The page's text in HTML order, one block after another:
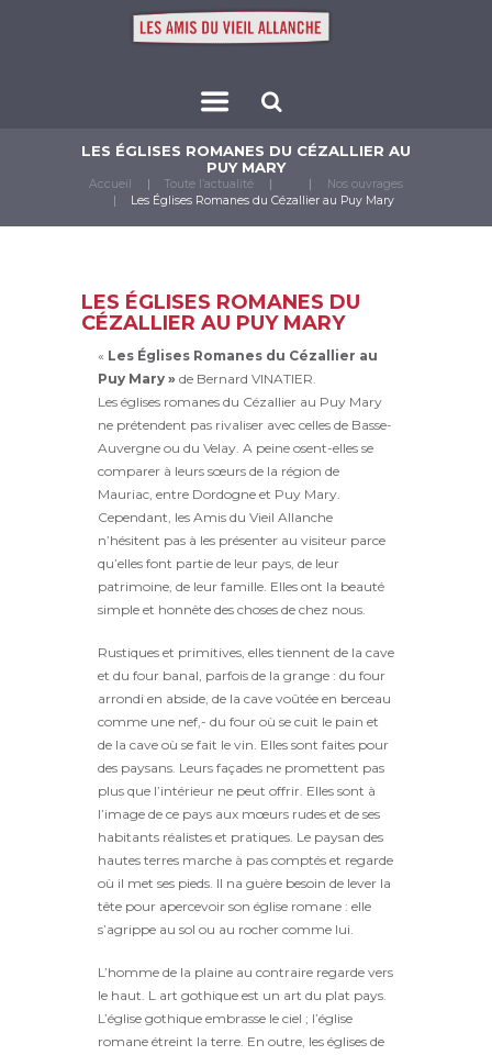
LES ÉGLISES ROMANES DU CÉZALLIER AU
PUY MARY
Accueil Toute l’actualité
Nos ouvrages
Les Églises Romanes du Cézallier au Puy Mary
LES ÉGLISES ROMANES DU
CÉZALLIER AU PUY MARY
« Les Églises Romanes du Cézallier au
Puy Mary » de Bernard VINATIER.
Les églises romanes du Cézallier au Puy Mary
ne pré­tendent pas rivaliser avec celles de Basse-
Auvergne ou du Velay. A peine osent-elles se
comparer à leurs sœurs de la région de
Mauriac, entre Dordogne et Puy Mary.
Cependant, les Amis du Vieil Allanche
n’hésitent pas à les présenter au visiteur parce
qu’elles font partie de leur pays, de leur
patrimoine, de leur famille. Elles ont la beauté
simple et honnête des choses de chez nous.
Rus­tiques et primitives, elles tiennent de la cave
et du four banal, parfois de la grange : du four
arrondi en abside, de la cave voûtée en berceau
comme une nef,- du four où se cuit le pain et
de la cave où se fait le vin. Elles sont faites pour
des pay­sans. Leurs façades ne promettent pas
plus que l’intérieur ne peut offrir. Elles sont à
l’image de ce pays aux mœurs rudes et de ses
habitants réalistes et pratiques. Le paysan des
hautes terres marche à pas comptés et regarde
où il met ses pieds. Il na guère besoin de lever la
tête pour apercevoir son église romane : elle
s’agrippe au sol ou au rocher comme lui.
L’homme de la plaine au contraire regarde vers
le haut. L art gothique est un art du plat pays.
L’église gothique embrasse le ciel ; l’église
romane étreint la terre. En outre, les églises de